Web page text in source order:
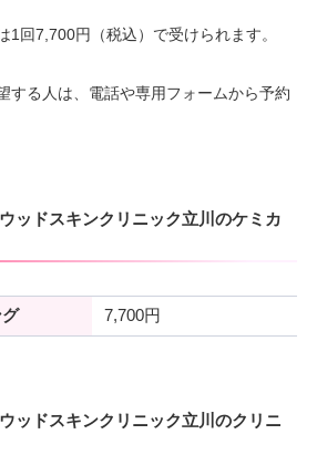
1回7,700円（税込）で受けられます。
する人は、電話や専用フォームから予約
ッドスキンクリニック立川のケミカ
7,700円
ッドスキンクリニック立川のクリニ